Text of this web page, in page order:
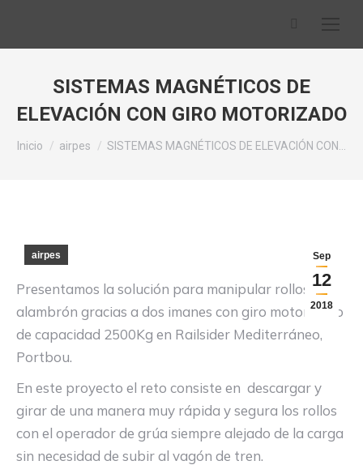
SISTEMAS MAGNÉTICOS DE
ELEVACIÓN CON GIRO MOTORIZADO
Estás aquí:
Inicio airpes SISTEMAS MAGNÉTICOS DE ELEVACIÓN CON…
Sep
12
2018
airpes
Presentamos la solución para manipular rollos de
alambrón gracias a dos imanes con giro motorizado
de capacidad 2500Kg en Railsider Mediterráneo,
Portbou.
En este proyecto el reto consiste en descargar y
girar de una manera muy rápida y segura los rollos
con el operador de grúa siempre alejado de la carga
sin necesidad de subir al vagón de tren.